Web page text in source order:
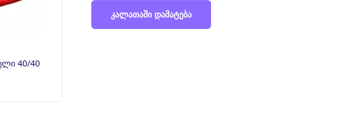
40/40
კალათაში დამატება